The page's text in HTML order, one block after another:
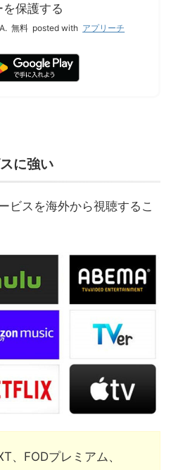
を保護する
無料 posted with アプリーチ
に強い
ビスを海外から視聴するこ
、FODプレミアム、